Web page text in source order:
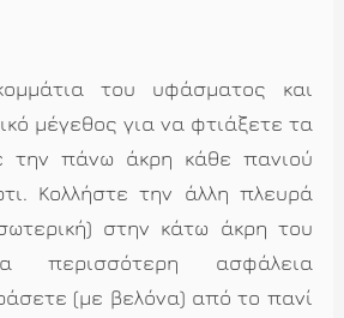
του υφάσματος και
μέγεθος για να φτιάξετε τα
την πάνω άκρη κάθε πανιού
Κολλήστε την άλλη πλευρά
στην κάτω άκρη του
περισσότερη ασφάλεια
(με βελόνα) από το πανί